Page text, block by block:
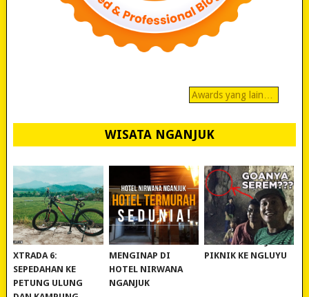
Awards yang lain…
WISATA NGANJUK
REVIEW POLYGON
XTRADA 6:
SEPEDAHAN KE
PETUNG ULUNG
MURAH BANGET!
MENGINAP DI
HOTEL NIRWANA
NGANJUK
WISATA NGANJUK:
PIKNIK KE NGLUYU